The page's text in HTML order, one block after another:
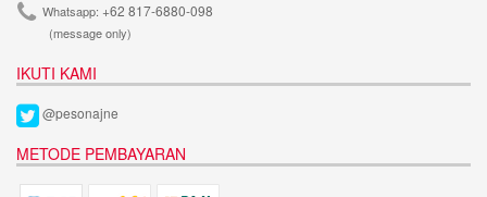
Whatsapp: +62 817-6880-098
(message only)
IKUTI KAMI
@pesonajne
METODE PEMBAYARAN